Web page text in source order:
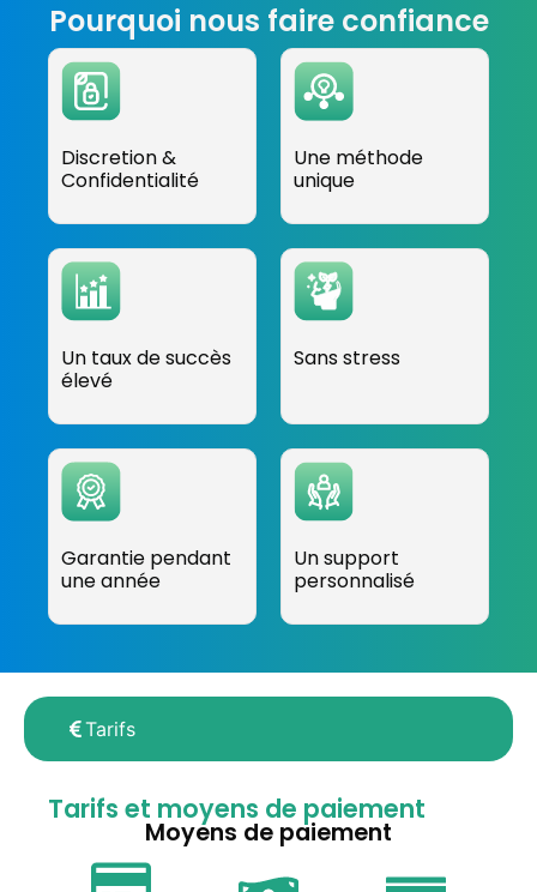
Pourquoi nous faire confiance
Discretion &
Confidentialité
Une méthode
unique
Un taux de succès
élevé
Sans stress
Garantie pendant
une année
Un support
personnalisé
Tarifs
Tarifs et moyens de paiement
Moyens de paiement